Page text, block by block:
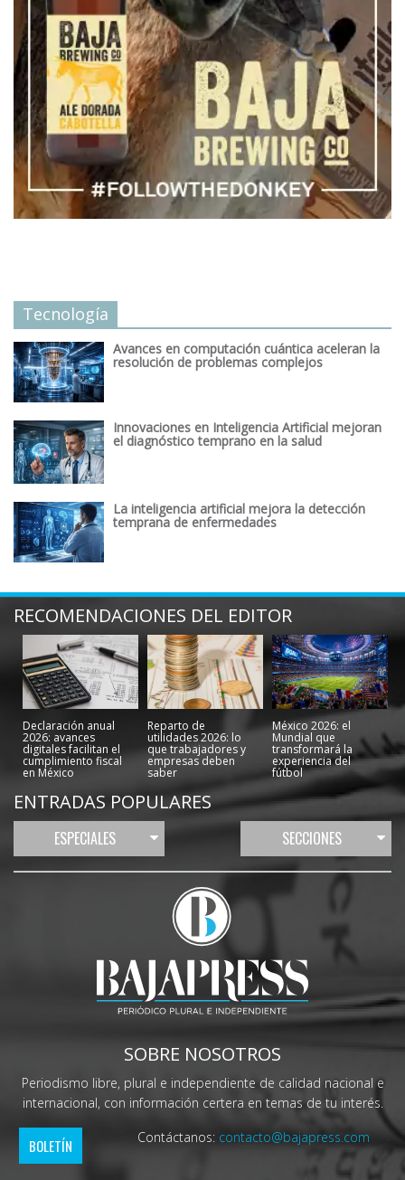
Tecnología
Avances en computación cuántica aceleran la
resolución de problemas complejos
Innovaciones en Inteligencia Artificial mejoran
el diagnóstico temprano en la salud
La inteligencia artificial mejora la detección
temprana de enfermedades
RECOMENDACIONES DEL EDITOR
Declaración anual
2026: avances
digitales facilitan el
cumplimiento fiscal
en México
Reparto de
utilidades 2026: lo
que trabajadores y
empresas deben
saber
México 2026: el
Mundial que
transformará la
experiencia del
fútbol
ENTRADAS POPULARES
ESPECIALES SECCIONES
SOBRE NOSOTROS
Periodismo libre, plural e independiente de calidad nacional e
internacional, con información certera en temas de tu interés.
BOLETÍN Contáctanos: contacto@bajapress.com